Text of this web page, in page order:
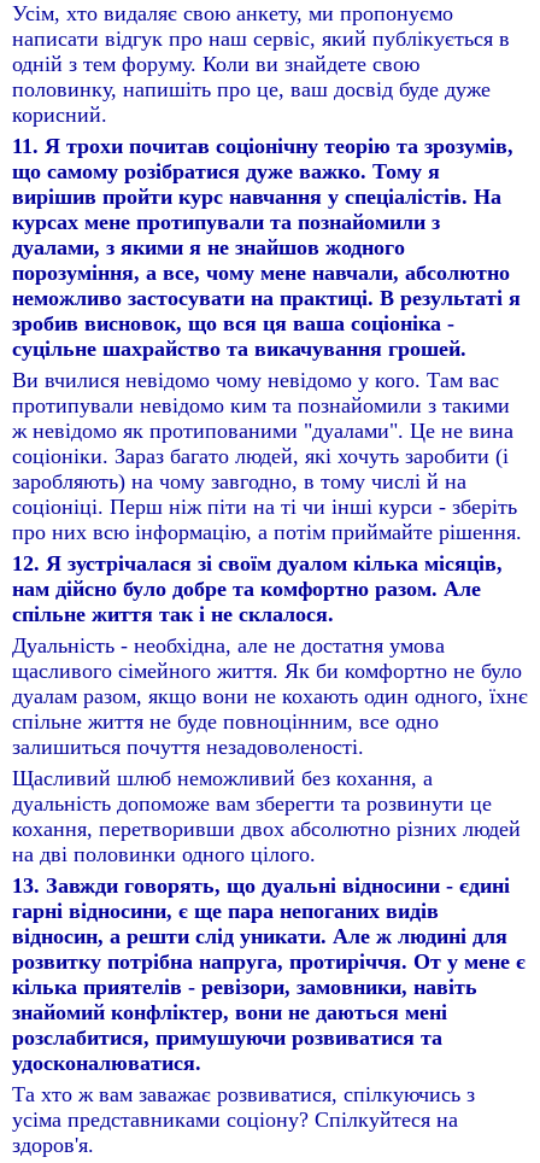
Усім, хто видаляє свою анкету, ми пропонуємо
написати відгук про наш сервіс, який публікується в
одній з тем форуму. Коли ви знайдете свою
половинку, напишіть про це, ваш досвід буде дуже
корисний.
11. Я трохи почитав соціонічну теорію та зрозумів,
що самому розібратися дуже важко. Тому я
вирішив пройти курс навчання у спеціалістів. На
курсах мене протипували та познайомили з
дуалами, з якими я не знайшов жодного
порозуміння, а все, чому мене навчали, абсолютно
неможливо застосувати на практиці. В результаті я
зробив висновок, що вся ця ваша соціоніка -
суцільне шахрайство та викачування грошей.
Ви вчилися невідомо чому невідомо у кого. Там вас
протипували невідомо ким та познайомили з такими
ж невідомо як протипованими "дуалами". Це не вина
соціоніки. Зараз багато людей, які хочуть заробити (і
заробляють) на чому завгодно, в тому числі й на
соціоніці. Перш ніж піти на ті чи інші курси - зберіть
про них всю інформацію, а потім приймайте рішення.
12. Я зустрічалася зі своїм дуалом кілька місяців,
нам дійсно було добре та комфортно разом. Але
спільне життя так і не склалося.
Дуальність - необхідна, але не достатня умова
щасливого сімейного життя. Як би комфортно не було
дуалам разом, якщо вони не кохають один одного, їхнє
спільне життя не буде повноцінним, все одно
залишиться почуття незадоволеності.
Щасливий шлюб неможливий без кохання, а
дуальність допоможе вам зберегти та розвинути це
кохання, перетворивши двох абсолютно різних людей
на дві половинки одного цілого.
13. Завжди говорять, що дуальні відносини - єдині
гарні відносини, є ще пара непоганих видів
відносин, а решти слід уникати. Але ж людині для
розвитку потрібна напруга, протиріччя. От у мене є
кілька приятелів - ревізори, замовники, навіть
знайомий конфліктер, вони не даються мені
розслабитися, примушуючи розвиватися та
удосконалюватися.
Та хто ж вам заважає розвиватися, спілкуючись з
усіма представниками соціону? Спілкуйтеся на
здоров'я.